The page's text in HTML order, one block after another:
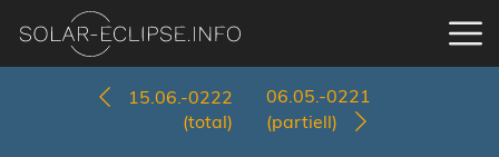
15.06.-0222
(total)
06.05.-0221
(partiell)